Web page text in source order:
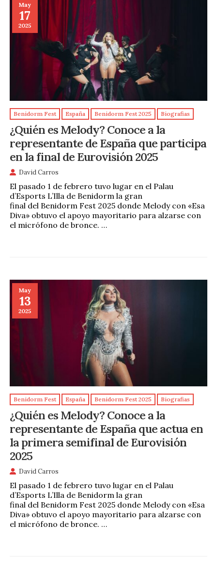
May
17
2025
Benidorm Fest España Benidorm Fest 2025 Biografias
¿Quién es Melody? Conoce a la
representante de España que participa
en la final de Eurovisión 2025
David Carros
El pasado 1 de febrero tuvo lugar en el Palau
d’Esports L’Illa de Benidorm la gran
final del Benidorm Fest 2025 donde Melody con «Esa
Diva» obtuvo el apoyo mayoritario para alzarse con
el micrófono de bronce. …
May
13
2025
Benidorm Fest España Benidorm Fest 2025 Biografias
¿Quién es Melody? Conoce a la
representante de España que actua en
la primera semifinal de Eurovisión
2025
David Carros
El pasado 1 de febrero tuvo lugar en el Palau
d’Esports L’Illa de Benidorm la gran
final del Benidorm Fest 2025 donde Melody con «Esa
Diva» obtuvo el apoyo mayoritario para alzarse con
el micrófono de bronce. …